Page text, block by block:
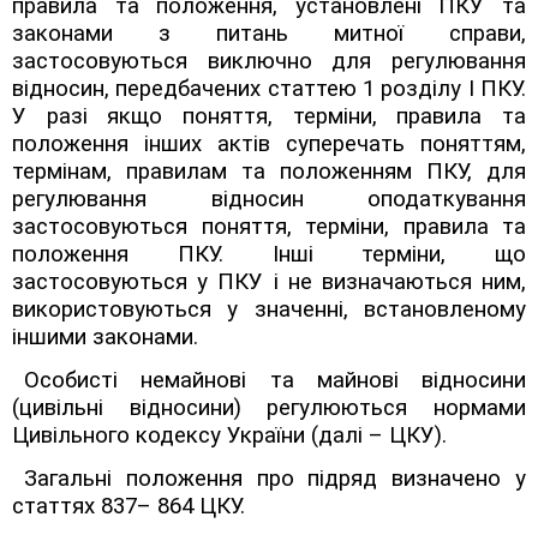
правила та положення, установлені ПКУ та
законами з питань митної справи,
застосовуються виключно для регулювання
відносин, передбачених статтею 1 розділу І ПКУ.
У разі якщо поняття, терміни, правила та
положення інших актів суперечать поняттям,
термінам, правилам та положенням ПКУ, для
регулювання відносин оподаткування
застосовуються поняття, терміни, правила та
положення ПКУ. Інші терміни, що
застосовуються у ПКУ і не визначаються ним,
використовуються у значенні, встановленому
іншими законами.
Особисті немайнові та майнові відносини
(цивільні відносини) регулюються нормами
Цивільного кодексу України (далі – ЦКУ).
Загальні положення про підряд визначено у
статтях 837– 864 ЦКУ.